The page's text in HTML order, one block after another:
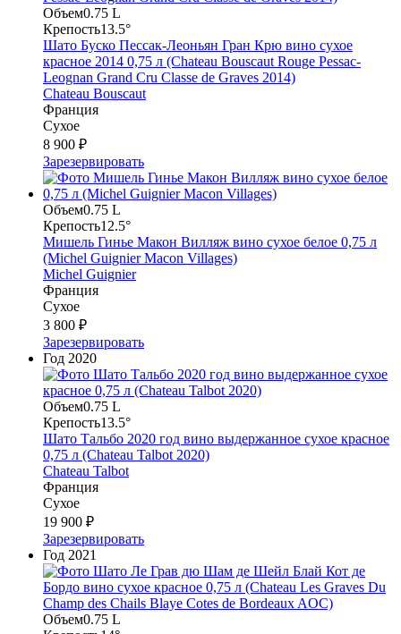
Объем0.75 L
Крепость13.5°
Шато Буско Пессак-Леоньян Гран Крю вино сухое
красное 2014 0,75 л (Chateau Bouscaut Rouge Pessac-
Leognan Grand Cru Classe de Graves 2014)
Chateau Bouscaut
Франция
Сухое
8 900 ₽
Зарезервировать
Объем0.75 L
Крепость12.5°
Мишель Гинье Макон Вилляж вино сухое белое 0,75 л
(Michel Guignier Macon Villages)
Michel Guignier
Франция
Сухое
3 800 ₽
Зарезервировать
Год 2020
Объем0.75 L
Крепость13.5°
Шато Тальбо 2020 год вино выдержанное сухое красное
0,75 л (Chateau Talbot 2020)
Chateau Talbot
Франция
Сухое
19 900 ₽
Зарезервировать
Год 2021
Объем0.75 L